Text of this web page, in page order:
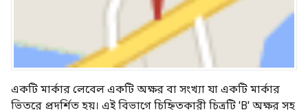
একটি মার্কার লেবেল একটি অক্ষর বা সংখ্যা যা একটি মার্কার
ভিতরে প্রদর্শিত হয়। এই বিভাগে চিহ্নিতকারী চিত্রটি 'B' অক্ষর সহ